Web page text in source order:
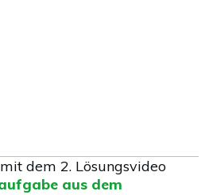
dem 2. Lösungsvideo
aus dem